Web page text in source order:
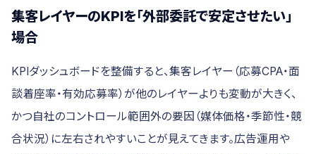
集客レイヤーのKPIを「外部委託で安定させたい」
場合
KPIダッシュボードを整備すると、集客レイヤー（応募CPA・面
談着座率・有効応募率）が他のレイヤーよりも変動が大きく、
かつ自社のコントロール範囲外の要因（媒体価格・季節性・競
合状況）に左右されやすいことが見えてきます。広告運用や